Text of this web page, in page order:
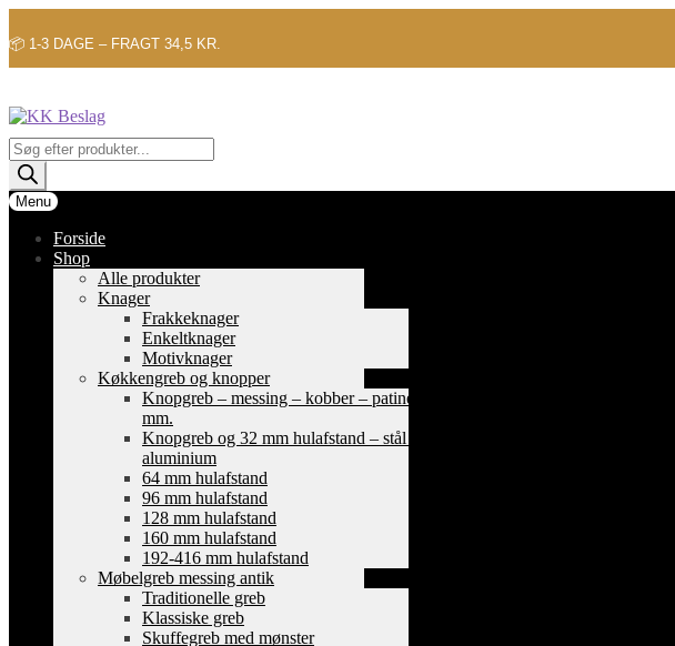
📦 1-3 DAGE – FRAGT 34,5 KR.
Spring
til
navigation
Spring
til
indhold
Products
search
Menu
Forside
Shop
Alle produkter
Knager
Frakkeknager
Enkeltknager
Motivknager
Køkkengreb og knopper
Knopgreb – messing – kobber – patinerede
mm.
Knopgreb og 32 mm hulafstand – stål og
aluminium
64 mm hulafstand
96 mm hulafstand
128 mm hulafstand
160 mm hulafstand
192-416 mm hulafstand
Møbelgreb messing antik
Traditionelle greb
Klassiske greb
Skuffegreb med mønster